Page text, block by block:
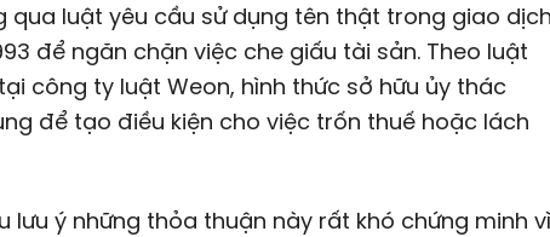
qua luật yêu cầu sử dụng tên thật trong giao dịch
để ngăn chặn việc che giấu tài sản. Theo luật
công ty luật Weon, hình thức sở hữu ủy thác
để tạo điều kiện cho việc trốn thuế hoặc lách
lưu ý những thỏa thuận này rất khó chứng minh vì